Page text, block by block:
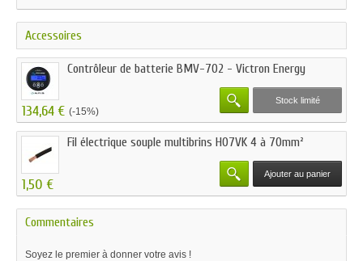
Accessoires
Contrôleur de batterie BMV-702 - Victron Energy
134,64 € (-15%)
Stock limité
Fil électrique souple multibrins H07VK 4 à 70mm²
1,50 €
Ajouter au panier
Commentaires
Soyez le premier à donner votre avis !